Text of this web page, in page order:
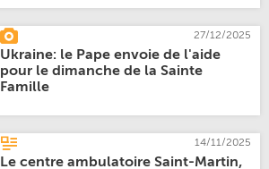
27/12/2025
Ukraine: le Pape envoie de l'aide
pour le dimanche de la Sainte
Famille
14/11/2025
Le centre ambulatoire Saint-Martin,